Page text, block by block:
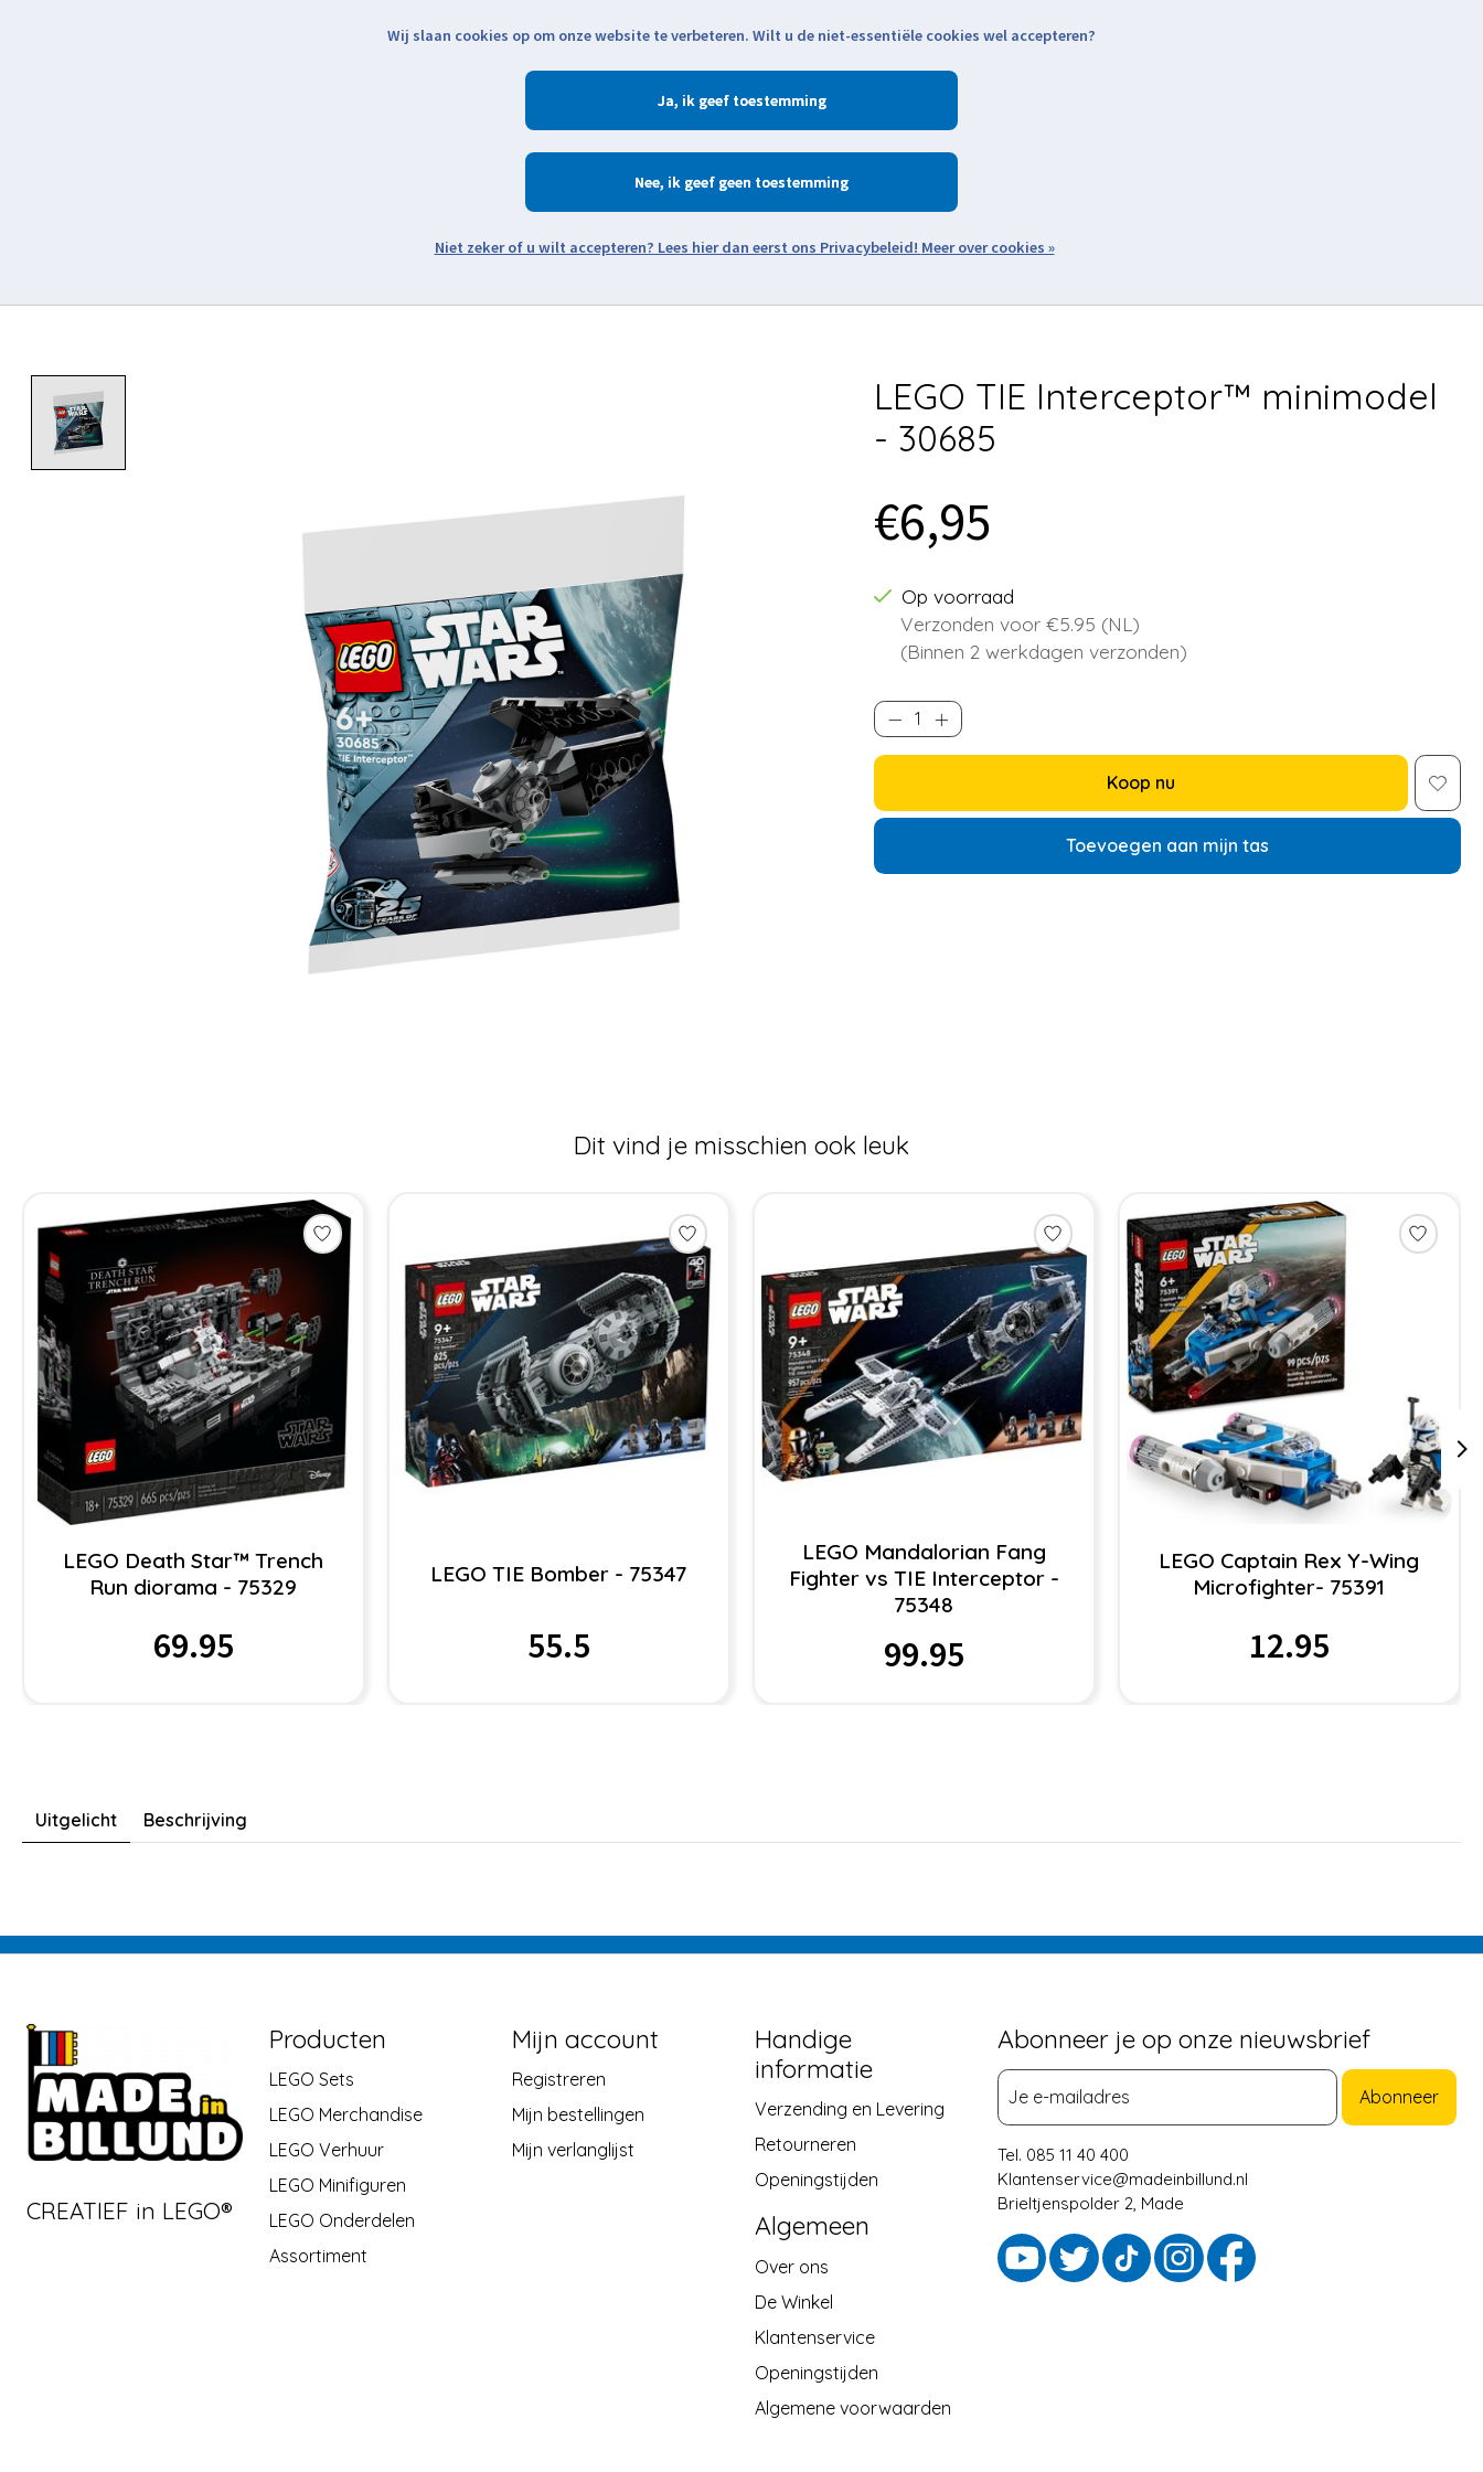
Zoeken
LEGO TIE Interceptor™ minimodel
- 30685
€6,95
Op voorraad
Verzonden voor €5.95 (NL)
(Binnen 2 werkdagen verzonden)
Koop nu
Toevoegen aan mijn tas
Dit vind je misschien ook leuk
Items van productcarrousel
LEGO Death Star™ Trench
Run diorama - 75329
69.95
LEGO TIE Bomber - 75347
55.5
LEGO Mandalorian Fang
Fighter vs TIE Interceptor -
75348
99.95
LEGO Captain Rex Y-Wing
Microfighter- 75391
12.95
Uitgelicht Beschrijving
CREATIEF in LEGO®
Producten
LEGO Sets
LEGO Merchandise
LEGO Verhuur
LEGO Minifiguren
LEGO Onderdelen
Assortiment
Mijn account
Registreren
Mijn bestellingen
Mijn verlanglijst
Handige
informatie
Verzending en Levering
Retourneren
Openingstijden
Algemeen
Over ons
De Winkel
Klantenservice
Openingstijden
Algemene voorwaarden
Abonneer je op onze nieuwsbrief
Abonneer
Tel. 085 11 40 400
Klantenservice@madeinbillund.nl
Brieltjenspolder 2, Made
Wij slaan cookies op om onze website te verbeteren. Wilt u de niet-essentiële cookies wel accepteren?
Ja
Nee
Meer over cookies »